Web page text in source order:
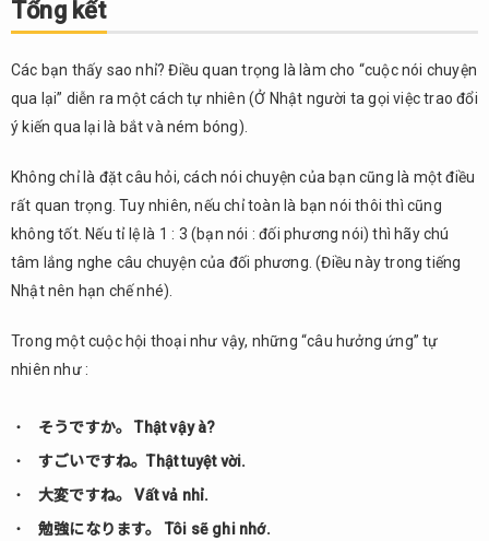
Tổng kết
Các bạn thấy sao nhỉ? Điều quan trọng là làm cho “cuộc nói chuyện
qua lại” diễn ra một cách tự nhiên (Ở Nhật người ta gọi việc trao đổi
ý kiến qua lại là bắt và ném bóng).
Không chỉ là đặt câu hỏi, cách nói chuyện của bạn cũng là một điều
rất quan trọng. Tuy nhiên, nếu chỉ toàn là bạn nói thôi thì cũng
không tốt. Nếu tỉ lệ là 1 : 3 (bạn nói : đối phương nói) thì hãy chú
tâm lắng nghe câu chuyện của đối phương. (Điều này trong tiếng
Nhật nên hạn chế nhé).
Trong một cuộc hội thoại như vậy, những “câu hưởng ứng” tự
nhiên như :
そうですか。 Thật vậy à?
すごいですね。Thật tuyệt vời.
大変ですね。 Vất vả nhỉ.
勉強になります。 Tôi sẽ ghi nhớ.